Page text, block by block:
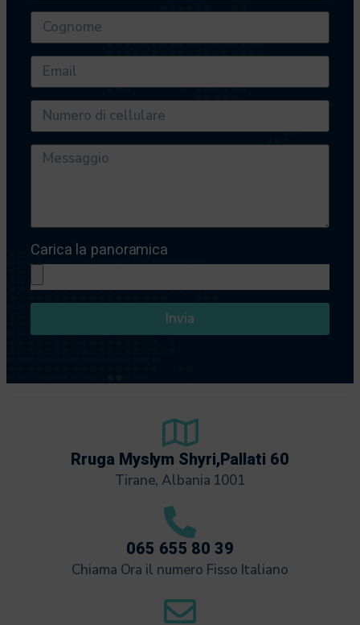
Carica la panoramica
Invia
Rruga Myslym Shyri,Pallati 60
Tirane, Albania 1001
065 655 80 39
Chiama Ora il numero Fisso Italiano